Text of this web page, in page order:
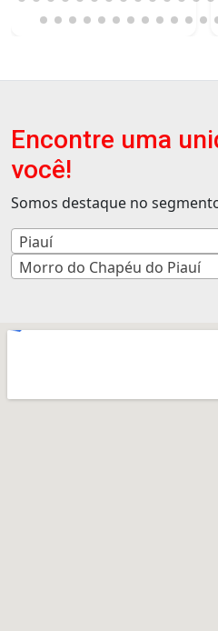
Encontre uma
você!
Somos destaque no
Piauí
Morro do Chapéu do Piauí